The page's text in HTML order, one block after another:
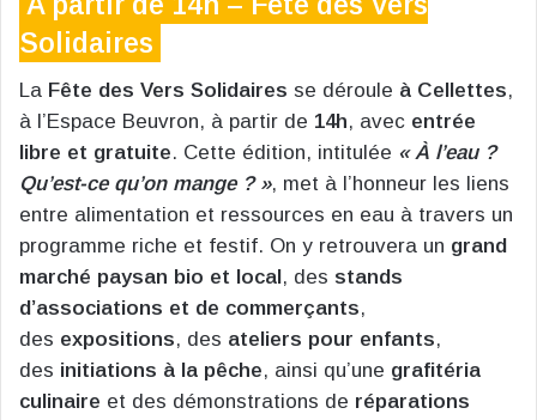
Solidaires
La Fête des Vers Solidaires se déroule à Cellettes,
à l’Espace Beuvron, à partir de 14h, avec entrée
libre et gratuite. Cette édition, intitulée « À l’eau ?
Qu’est-ce qu’on mange ? », met à l’honneur les liens
entre alimentation et ressources en eau à travers un
programme riche et festif. On y retrouvera un grand
marché paysan bio et local , des stands
d’associations et de commerçants,
des expositions, des ateliers pour enfants,
des initiations à la pêche, ainsi qu’une grafitéria
culinaire et des démonstrations de réparations